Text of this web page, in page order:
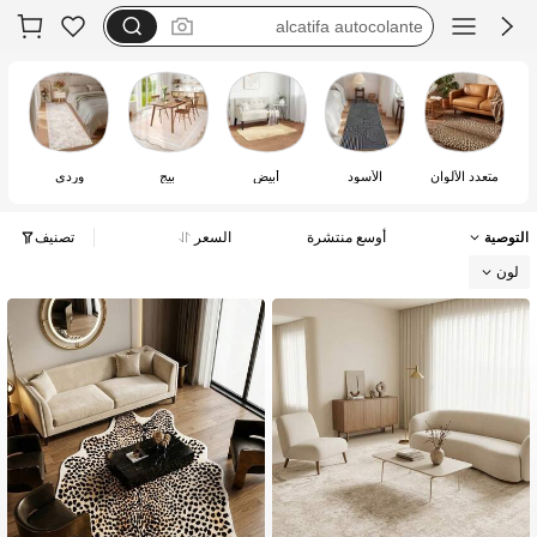
protector suelo silla ruedas
متعدد الألوان الأسود أبيض بيج وردي
التوصية أوسع منتشرة السعر تصنيف
لون